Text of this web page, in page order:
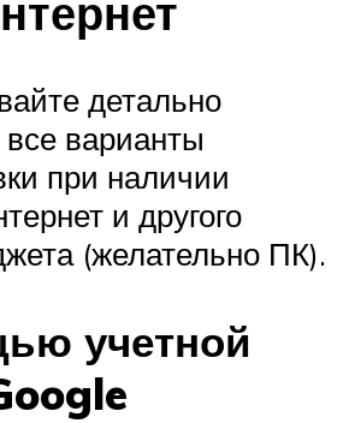
детально
варианты
при наличии
и другого
(желательно ПК).
учетной